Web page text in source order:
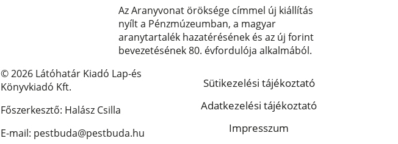
Az Aranyvonat öröksége címmel új kiállítás
nyílt a Pénzmúzeumban, a magyar
aranytartalék hazatérésének és az új forint
bevezetésének 80. évfordulója alkalmából.
© 2026 Látóhatár Kiadó Lap-és
Könyvkiadó Kft.
Főszerkesztő: Halász Csilla
E-mail: pestbuda@pestbuda.hu
Sütikezelési tájékoztató
Adatkezelési tájékoztató
Impresszum